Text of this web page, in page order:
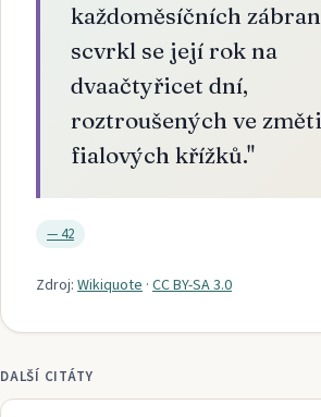
každoměsíčních zábran
scvrkl se její rok na
dvaačtyřicet dní,
roztroušených ve změti
fialových křížků."
—42
Zdroj: Wikiquote · CC BY-SA 3.0
DALŠÍ CITÁTY